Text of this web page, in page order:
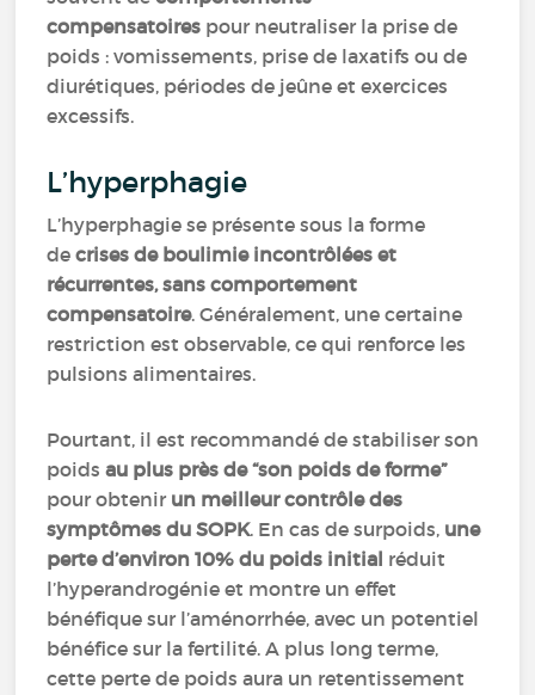
compensatoires pour neutraliser la prise de
poids : vomissements, prise de laxatifs ou de
diurétiques, périodes de jeûne et exercices
excessifs.
L’hyperphagie
L’hyperphagie se présente sous la forme
decrises de boulimie incontrôlées et
récurrentes, sans comportement
compensatoire. Généralement, une certaine
restriction est observable, ce qui renforce les
pulsions alimentaires.
Pourtant, il est recommandé de stabiliser son
poidsau plus près de “son poids de forme”
pour obtenir un meilleur contrôle des
symptômes du SOPK. En cas de surpoids, une
perte d’environ 10% du poids initial réduit
l’hyperandrogénie et montre un effet
bénéfique sur l’aménorrhée, avec un potentiel
bénéfice sur la fertilité. A plus long terme,
cette perte de poids aura un retentissement